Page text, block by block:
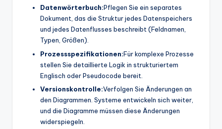
Datenwörterbuch:Pflegen Sie ein separates
Dokument, das die Struktur jedes Datenspeichers
und jedes Datenflusses beschreibt (Feldnamen,
Typen, Größen).
Prozessspezifikationen:Für komplexe Prozesse
stellen Sie detaillierte Logik in strukturiertem
Englisch oder Pseudocode bereit.
Versionskontrolle:Verfolgen Sie Änderungen an
den Diagrammen. Systeme entwickeln sich weiter,
und die Diagramme müssen diese Änderungen
widerspiegeln.